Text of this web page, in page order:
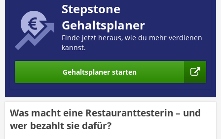
Stepstone
Gehaltsplaner
Finde jetzt heraus, wie du mehr verdienen
kannst.
Gehaltsplaner starten
Was macht eine Restauranttesterin – und
wer bezahlt sie dafür?